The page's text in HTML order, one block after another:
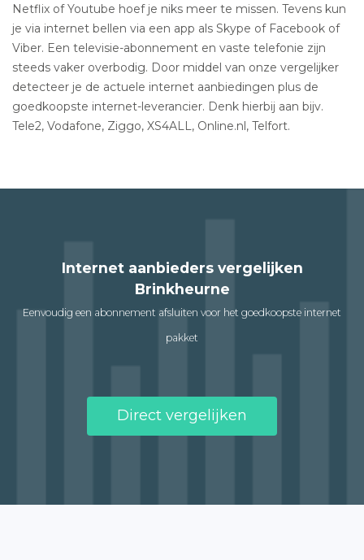
Netflix of Youtube hoef je niks meer te missen. Tevens kun
je via internet bellen via een app als Skype of Facebook of
Viber. Een televisie-abonnement en vaste telefonie zijn
steeds vaker overbodig. Door middel van onze vergelijker
detecteer je de actuele internet aanbiedingen plus de
goedkoopste internet-leverancier. Denk hierbij aan bijv.
Tele2, Vodafone, Ziggo, XS4ALL, Online.nl, Telfort.
Internet aanbieders vergelijken
Brinkheurne
Eenvoudig een abonnement afsluiten voor het goedkoopste internet
pakket
Direct vergelijken